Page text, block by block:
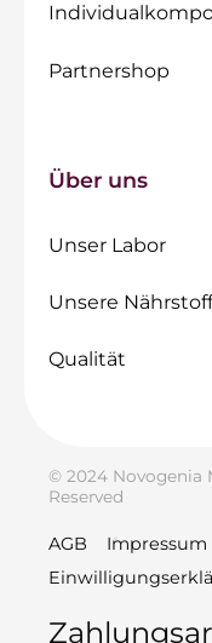
Partnershop
Über uns
Unser Labor
Unsere
Qualität
© 2024 Novogenia
Reserved
AGB Impressum